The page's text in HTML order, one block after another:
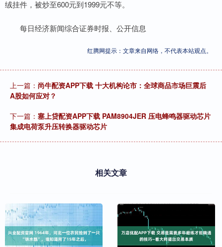
绒挂件，被炒至600元到1999元不等。
每日经济新闻综合证券时报、公开信息
红腾网提示：文章来自网络，不代表本站观点。
上一篇： 尚牛配资APP下载 十大机构论市：全球商品市场巨震后
A股如何应对？
下一篇： 塞上贷配资APP下载 PAM8904JER 压电蜂鸣器驱动芯片
集成电荷泵升压转换器驱动芯片
相关文章